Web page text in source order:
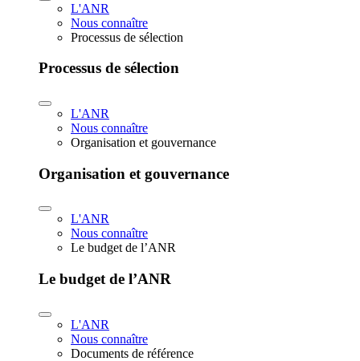
L'ANR
Nous connaître
Processus de sélection
Processus de sélection
L'ANR
Nous connaître
Organisation et gouvernance
Organisation et gouvernance
L'ANR
Nous connaître
Le budget de l’ANR
Le budget de l’ANR
L'ANR
Nous connaître
Documents de référence